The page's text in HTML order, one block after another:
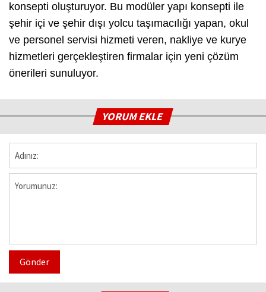
konsepti oluşturuyor. Bu modüler yapı konsepti ile
şehir içi ve şehir dışı yolcu taşımacılığı yapan, okul
ve personel servisi hizmeti veren, nakliye ve kurye
hizmetleri gerçekleştiren firmalar için yeni çözüm
önerileri sunuluyor.
YORUM EKLE
Gönder